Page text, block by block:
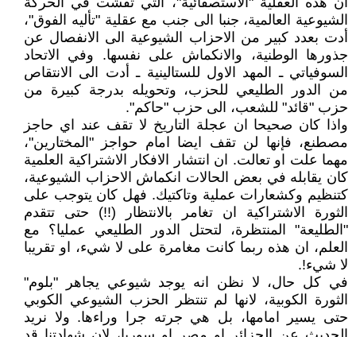
الشيوعية العالمية، جنبا الى جنب مع عقلية "تأليه الفوق"،
أدت بعدد كبير من الاحزاب الشيوعية الى الانفصال عن
جذورها الوطنية، والانكماش على نفسها. وفي الاتحاد
السوفياتي ـ المهد الاول للستالينية ـ أدت الى الانتقاص
من الدور الطليعي للحزب، وتحويله بدرجة كبيرة من
حزب "قائد" للشعب، الى حزب "حاكم".
واذا كان صحيحا ان عجلة التاريخ لا تقف عند اي حاجز
مصطنع، فإنها لن تقف ايضا امام حواجز "المختارين"،
مهما علت او تعالت. ان انتشار الافكار الاشتراكية العلمية
كان يقابله في بعض الحالات انكماش الاحزاب الشيوعية،
كتنظيم وكشعارات عملية وتاكتيك. فهل كان يتوجب على
الثورة الاشتراكية ان تغامر بالانتظار (!!) حتى تتقدم
"الطليعة" المنتظرة، لتحتل الدور الطليعي عمليا؟ مع
العلم، ان هذه ربما كانت مغامرة على لا شيء، او تقريبا
لا شيء!.
في كل حال، لا نظن انه يوجد شيوعي يجاهر "بلوم"
الثورة الكوبية، لانها لم تنتظر الحزب الشيوعي الكوبي
حتى يسير امامها، بل هي جرته جرا وراءها. ولا نريد